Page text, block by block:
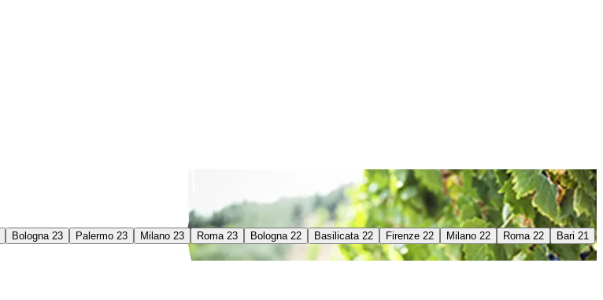
Bologna 23 Palermo 23 Milano 23 Roma 23 Bologna 22 Basilicata 22 Firenze 22 Milano 22 Roma 22
Bari 21